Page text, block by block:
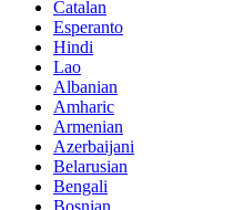
Catalan
Esperanto
Hindi
Lao
Albanian
Amharic
Armenian
Azerbaijani
Belarusian
Bengali
Bosnian